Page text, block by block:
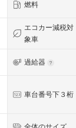
燃料
エコカー減税対
象車
過給器
車台番号下３桁